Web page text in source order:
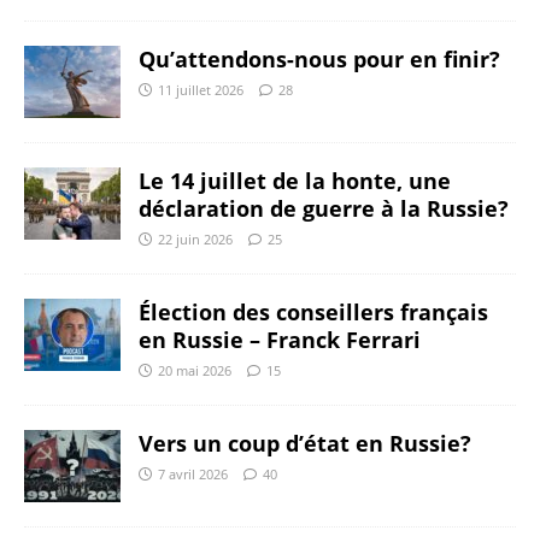
Qu’attendons-nous pour en finir?
11 juillet 2026 28
Le 14 juillet de la honte, une
déclaration de guerre à la Russie?
22 juin 2026 25
Élection des conseillers français
en Russie – Franck Ferrari
20 mai 2026 15
Vers un coup d’état en Russie?
7 avril 2026 40